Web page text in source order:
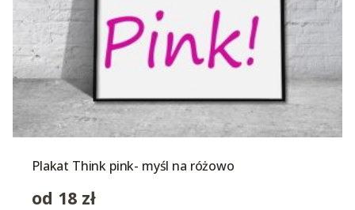
Plakat Think pink- myśl na różowo
od 18 zł